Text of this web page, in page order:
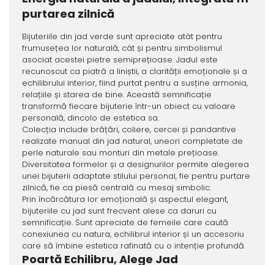
purtarea zilnică
Bijuteriile din jad verde sunt apreciate atât pentru
frumusețea lor naturală, cât și pentru simbolismul
asociat acestei pietre semiprețioase. Jadul este
recunoscut ca piatră a liniștii, a clarității emoționale și a
echilibrului interior, fiind purtat pentru a susține armonia,
relațiile și starea de bine. Această semnificație
transformă fiecare bijuterie într-un obiect cu valoare
personală, dincolo de estetica sa.
Colecția include brățări, coliere, cercei și pandantive
realizate manual din jad natural, uneori completate de
perle naturale sau monturi din metale prețioase.
Diversitatea formelor și a designurilor permite alegerea
unei bijuterii adaptate stilului personal, fie pentru purtare
zilnică, fie ca piesă centrală cu mesaj simbolic.
Prin încărcătura lor emoțională și aspectul elegant,
bijuteriile cu jad sunt frecvent alese ca daruri cu
semnificație. Sunt apreciate de femeile care caută
conexiunea cu natura, echilibrul interior și un accesoriu
care să îmbine estetica rafinată cu o intenție profundă.
Poartă Echilibru, Alege Jad